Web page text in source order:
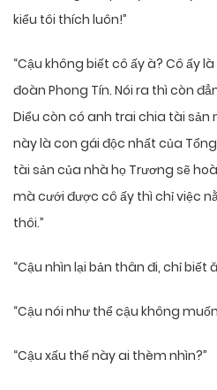
kiểu tôi thích luôn!”
“Cậu không biết cô ấy à? Cô ấy
đoàn Phong Tín. Nói ra thì còn
Diểu còn có anh trai chia tài sản
này là con gái độc nhất của
tài sản của nhà họ Trương sẽ
mà cưới được cô ấy thì chỉ việc
thôi.”
“Cậu nhìn lại bản thân đi, chỉ biết
“Cậu nói như thể cậu không
“Cậu xấu thế này ai thèm nhìn?”